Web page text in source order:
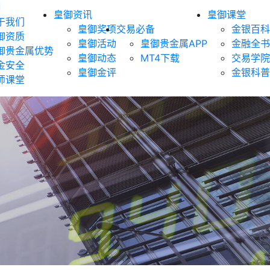
我们
资质
贵金属优势
安全
课堂
皇御资讯
皇御奖项
皇御活动
皇御动态
皇御金评
交易必备
皇御贵金属APP
MT4下载
皇御课堂
金银百科
金融全书
交易学院
金银科普